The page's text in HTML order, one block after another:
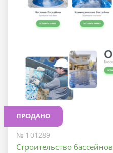
ПРОДАНО
№ 101289
Строительство бассейнов